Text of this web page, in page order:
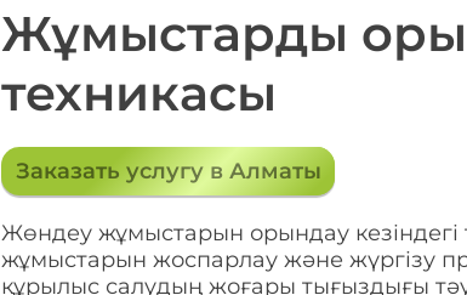
Жұмыстарды
техникасы
Заказать услугу в Алматы
Жөндеу жұмыстарын орындау кезiндегi
жұмыстарын жоспарлау және жүргiзу
құрылыс салудың жоғары тығыздығы